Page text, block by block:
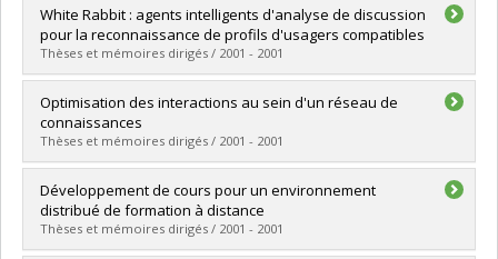
Graduate :Boukherouaa, El Bachir
Cycle :Master's
Grade :M. Sc.
Lien vers le document dans Papyrus
White Rabbit : agents intelligents d'analyse de discussion
pour la reconnaissance de profils d'usagers compatibles
Thèses et mémoires dirigés / 2001 - 2001
Graduate :Thibodeau, Marc-André
Cycle :Master's
Grade :M. Sc.
Lien vers le document dans Papyrus
Optimisation des interactions au sein d'un réseau de
connaissances
Thèses et mémoires dirigés / 2001 - 2001
Graduate :Bélanger, Simon
Cycle :Master's
Grade :M. Sc.
Lien vers le document dans Papyrus
Développement de cours pour un environnement
distribué de formation à distance
Thèses et mémoires dirigés / 2001 - 2001